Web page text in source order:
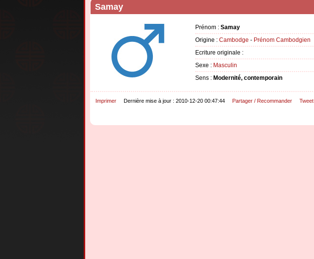
Samay
Prénom : Samay
Origine : Cambodge - Prénom Cambodgien
Ecriture originale :
Sexe : Masculin
Sens : Modernité, contemporain
Imprimer Dernière mise à jour : 2010-12-20 00:47:44 Partager / Recommander Tweet